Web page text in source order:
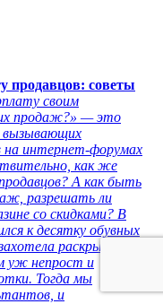
продавцов: советы
своим
продаж?» — это
вызывающих
на интернет-форумах
как же
А как быть
разрешать ли
со скидками? В
к десятку обувных
раскрывать
уж непрост и
Тогда мы
и